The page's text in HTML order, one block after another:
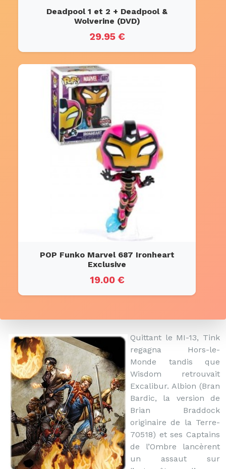
Deadpool 1 et 2 + Deadpool &
Wolverine (DVD)
29.95 €
POP Funko Marvel 687 Ironheart
Exclusive
19.00 €
Quittant le MI-13, Tink
regagna Hors-le-
Monde tandis que
Wisdom retrouvait
Excalibur. Albion (Bran
Bardic, la version de
Brian Braddock
originaire de la Terre-
70518) et ses Captains
de l’Ombre lancèrent
un assaut sur